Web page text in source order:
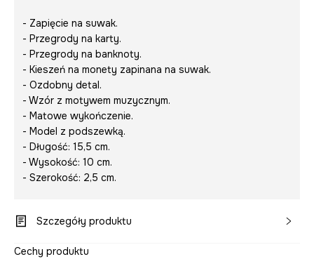
- Zapięcie na suwak.
- Przegrody na karty.
- Przegrody na banknoty.
- Kieszeń na monety zapinana na suwak.
- Ozdobny detal.
- Wzór z motywem muzycznym.
- Matowe wykończenie.
- Model z podszewką.
- Długość: 15,5 cm.
- Wysokość: 10 cm.
- Szerokość: 2,5 cm.
Szczegóły produktu
Cechy produktu